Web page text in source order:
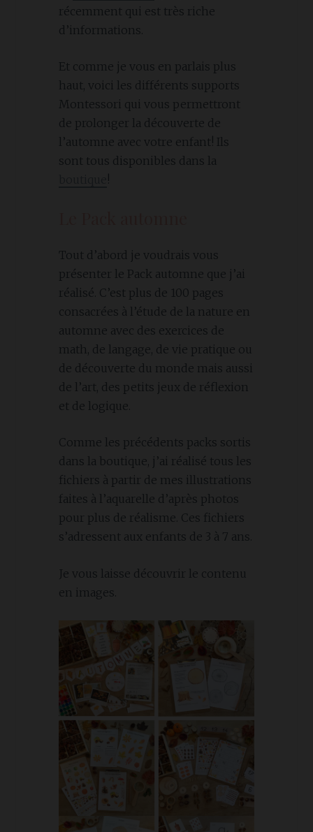
récemment qui est très riche
d’informations.
Et comme je vous en parlais plus
haut, voici les différents supports
Montessori qui vous permettront
de prolonger la découverte de
l’automne avec votre enfant! Ils
sont tous disponibles dans la
!
Tout d’abord je voudrais vous
présenter le Pack automne que j’ai
réalisé. C’est plus de 100 pages
consacrées à l’étude de la nature en
automne avec des exercices de
math, de langage, de vie pratique ou
de découverte du monde mais aussi
de l’art, des petits jeux de réflexion
et de logique.
Comme les précédents packs sortis
dans la boutique, j’ai réalisé tous les
fichiers à partir de mes illustrations
faites à l’aquarelle d’après photos
pour plus de réalisme. Ces fichiers
s’adressent aux enfants de 3 à 7 ans.
Je vous laisse découvrir le contenu
en images.